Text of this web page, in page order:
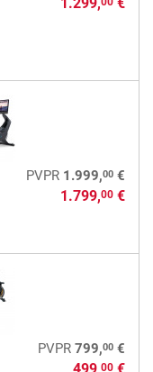
1.299, €
PVPR 1.999,00€
1.799,00€
PVPR 799,00€
00